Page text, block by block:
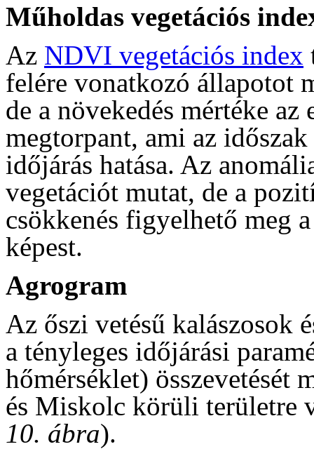
Műholdas vegetációs
Az NDVI vegetációs index
felére vonatkozó állapotot
de a növekedés mértéke
megtorpant, ami az
időjárás hatása. Az
vegetációt mutat, de a
csökkenés figyelhető meg
képest.
Agrogram
Az őszi vetésű kalászosok
a tényleges időjárási
hőmérséklet) összevetését
és Miskolc körüli területre
10. ábra).